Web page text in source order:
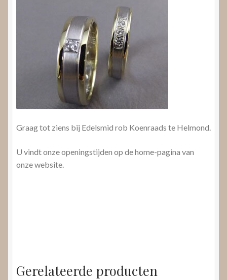
Graag tot ziens bij Edelsmid rob Koenraads te Helmond.
U vindt onze openingstijden op de home-pagina van
onze website.
Gerelateerde producten